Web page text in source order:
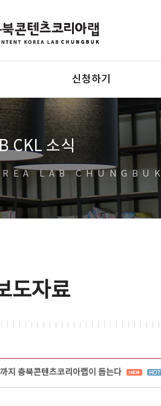
신청하기
CKL 소식
LAB CHUNGBUK
도자료
지 충북콘텐츠코리아랩이 돕는다